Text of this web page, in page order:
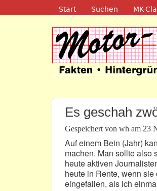
Navigation
Start Suchen MK-
Motor-
Es geschah
Gespeichert von wh am 23
Auf einem Bein (Jahr)
machen. Man sollte also
heute aktiven
heute in Rente, wenn
eingefallen, als ich